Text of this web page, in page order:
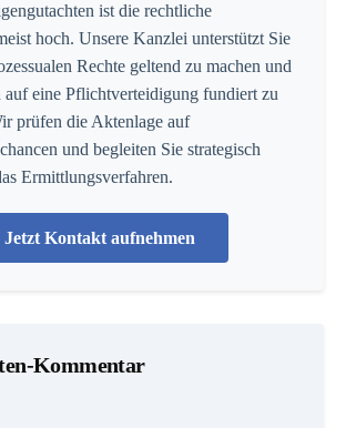
ist die rechtliche
hoch. Unsere Kanzlei unterstützt Sie
Rechte geltend zu machen und
auf eine Pflichtverteidigung fundiert zu
prüfen die Aktenlage auf
und begleiten Sie strategisch
Ermittlungsverfahren.
Jetzt Kontakt aufnehmen
Kommentar